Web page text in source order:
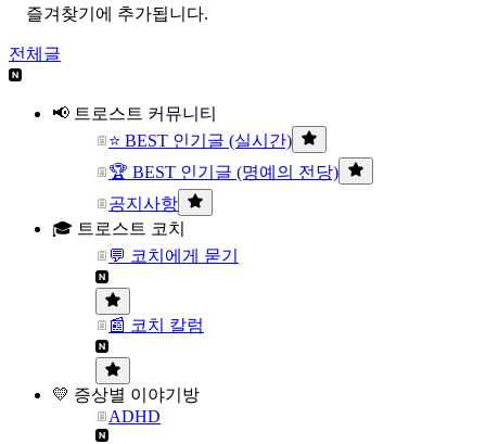
즐겨찾기에 추가됩니다.
전체글
📢 트로스트 커뮤니티
⭐ BEST 인기글 (실시간)
🏆 BEST 인기글 (명예의 전당)
공지사항
🎓 트로스트 코치
💬 코치에게 묻기
📰 코치 칼럼
💛 증상별 이야기방
ADHD